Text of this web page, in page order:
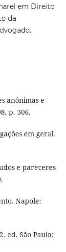
em Direito
da
anônimas e
p. 306.
em geral.
e pareceres
Napole:
ed. São Paulo: